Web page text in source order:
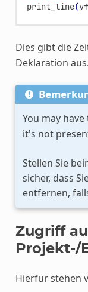
print_line(
Dies gibt die
Deklaration aus.
You may have
it's not
Stellen Sie
sicher, dass
entfernen,
Zugriff
Projekt-/
Hierfür stehen